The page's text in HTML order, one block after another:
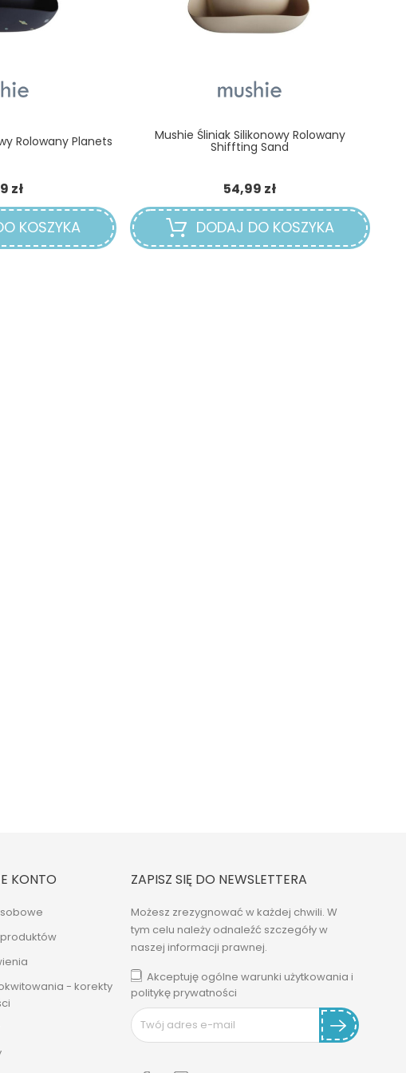
Rolowany Planets
złCena
KOSZYKA
Mushie Śliniak Silikonowy Rolowany
Shiffting Sand
54,99 złCena
DODAJ DO KOSZYKA
KONTO
- korekty
ZAPISZ SIĘ DO NEWSLETTERA
Możesz zrezygnować w każdej chwili. W
tym celu należy odnaleźć szczegóły w
naszej informacji prawnej.
Akceptuję ogólne warunki użytkowania i
politykę prywatności